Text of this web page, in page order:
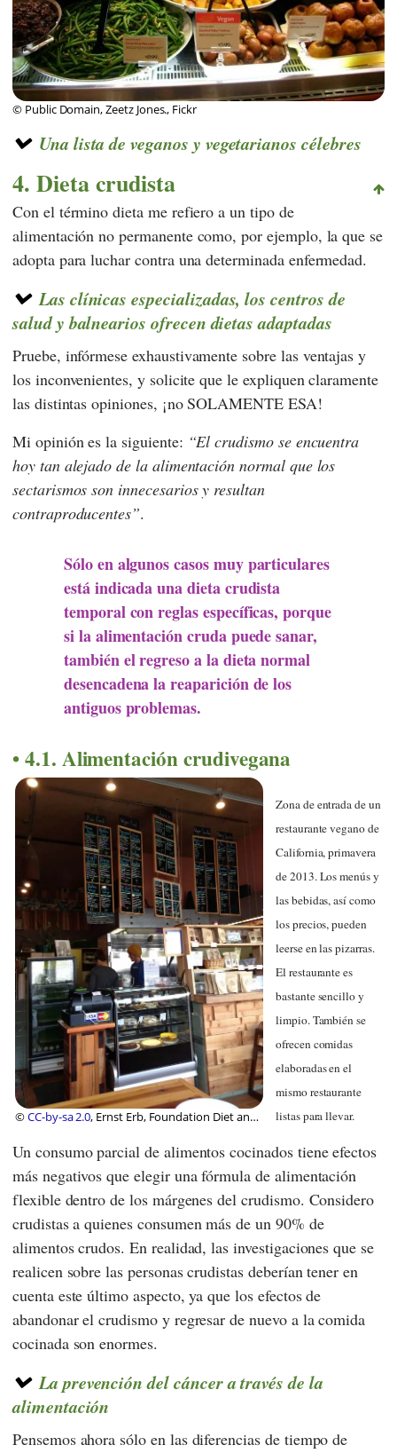
© Public Domain, Zeetz Jones., Fickr
Una lista de veganos y vegetarianos célebres
4. Dieta crudista
Con el término dieta me refiero a un tipo de
alimentación no permanente como, por ejemplo, la que se
adopta para luchar contra una determinada enfermedad.
Las clínicas especializadas, los centros de
salud y balnearios ofrecen dietas adaptadas
Pruebe, infórmese exhaustivamente sobre las ventajas y
los inconvenientes, y solicite que le expliquen claramente
las distintas opiniones, ¡no SOLAMENTE ESA!
Mi opinión es la siguiente:
El crudismo se encuentra
hoy tan alejado de la alimentación normal que los
sectarismos son innecesarios y resultan
contraproducentes .
Sólo en algunos casos muy particulares
está indicada una dieta crudista
temporal con reglas específicas, porque
si la alimentación cruda puede sanar,
también el regreso a la dieta normal
desencadena la reaparición de los
antiguos problemas.
4.1. Alimentación crudivegana
©CC-by-sa 2.0, Ernst Erb, Foundation Diet and
Zona de entrada de un
restaurante vegano de
California, primavera
de 2013. Los menús y
las bebidas, así como
los precios, pueden
leerse en las pizarras.
El restaurante es
bastante sencillo y
limpio. También se
ofrecen comidas
elaboradas en el
mismo restaurante
listas para llevar.
Un consumo parcial de alimentos cocinados tiene efectos
más negativos que elegir una fórmula de alimentación
flexible dentro de los márgenes del crudismo. Considero
crudistas a quienes consumen más de un 90% de
alimentos crudos. En realidad, las investigaciones que se
realicen sobre las personas crudistas deberían tener en
cuenta este último aspecto, ya que los efectos de
abandonar el crudismo y regresar de nuevo a la comida
cocinada son enormes.
La prevención del cáncer a través de la
alimentación
Pensemos ahora sólo en las diferencias de tiempo de